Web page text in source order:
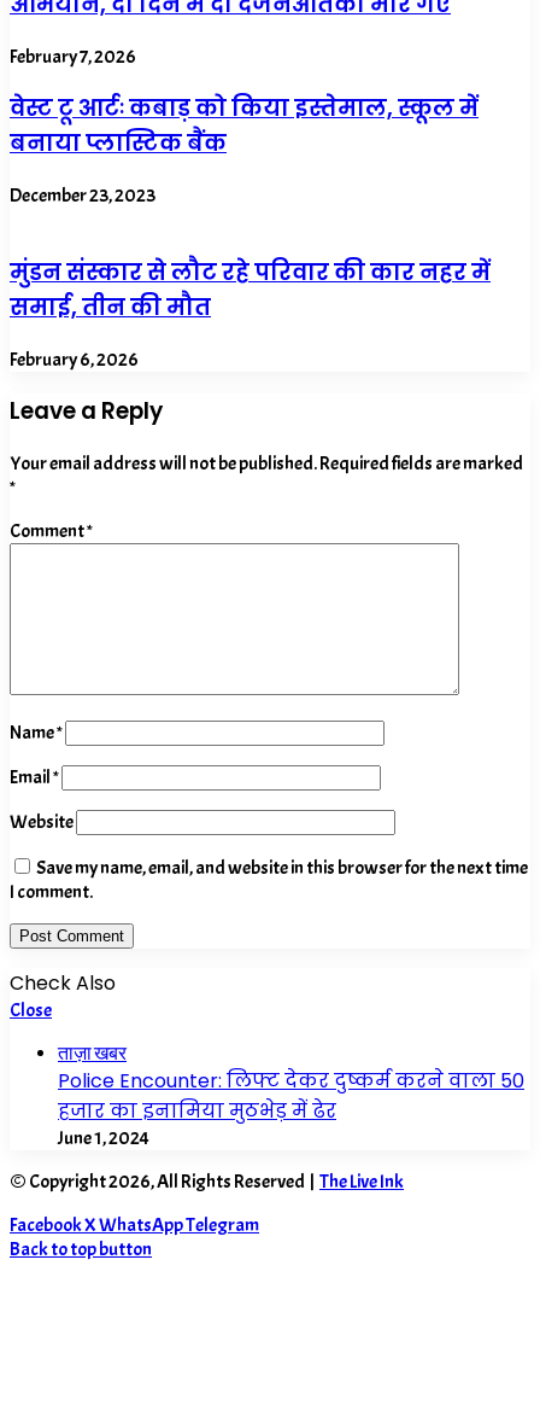
February 7, 2026
वेस्ट टू आर्टः कबाड़ को किया इस्तेमाल, स्कूल में
बनाया प्लास्टिक बैंक
December 23, 2023
मुंडन संस्कार से लौट रहे परिवार की कार नहर में
समाई, तीन की मौत
February 6, 2026
Leave a Reply
Your email address will not be published.Required fields are marked
*
Comment*
Name*
Email*
Website
Save my name, email, and website in this browser for the next time
I comment.
Check Also
Close
ताज़ा खबर
Police Encounter: लिफ्ट देकर दुष्कर्म करने वाला 50
हजार का इनामिया मुठभेड़ में ढेर
June 1, 2024
© Copyright 2026, All Rights Reserved | The Live Ink
FacebookXWhatsAppTelegram
Back to top button